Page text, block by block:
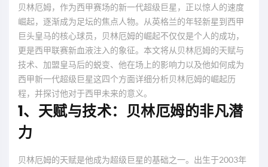
贝林厄姆，作为西甲赛场的新一代超级巨星，正以惊人的速度
崛起，逐渐成为足坛的焦点人物。从英格兰的年轻新星到西甲
巨头皇马的核心球员，贝林厄姆的崛起不仅仅是个人的成功，
更是西甲联赛新血液注入的象征。本文将从贝林厄姆的天赋与
技术、加盟皇马后的蜕变、他在场上的影响力以及他如何成为
西甲新一代超级巨星这四个方面详细分析贝林厄姆的崛起历
程，并探讨他对于西甲未来的意义。
1、天赋与技术：贝林厄姆的非凡潜
力
贝林厄姆的天赋是他成为超级巨星的基础之一。出生于2003年